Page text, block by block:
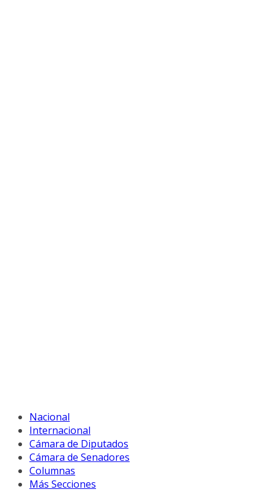
Nacional
Internacional
Cámara de Diputados
Cámara de Senadores
Columnas
Más Secciones